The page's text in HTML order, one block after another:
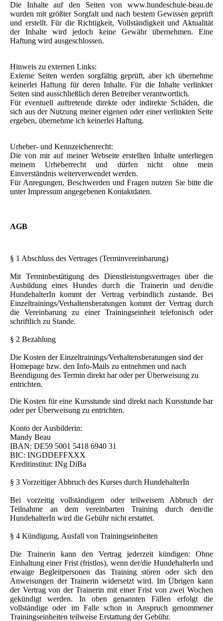
Die Inhalte auf den Seiten von www.hundeschule-beau.de
wurden mit größter Sorgfalt und nach bestem Gewissen geprüft
und erstellt. Für die Richtigkeit, Vollständigkeit und Aktualität
der Inhalte wird jedoch keine Gewähr übernehmen. Eine
Haftung wird ausgeschlossen.
Hinweis zu externen Links:
Externe Seiten werden sorgfältig geprüft, aber ich übernehme
keinerlei Haftung für deren Inhalte. Für die Inhalte verlinkter
Seiten sind ausschließlich deren Betreiber verantwortlich.
Für eventuell auftretende direkte oder indirekte Schäden, die
sich aus der Nutzung meiner eigenen oder einer verlinkten Seite
ergeben, übernehme ich keinerlei Haftung.
Urheber- und Kennzeichenrecht:
Die von mir auf meiner Webseite erstellten Inhalte unterliegen
meinem Urheberrecht und dürfen nicht ohne mein
Einverständnis weiterverwendet werden.
Für Anregungen, Beschwerden und Fragen nutzen Sie bitte die
unter Impressum angegebenen Kontaktdaten.
AGB
§ 1 Abschluss des Vertrages (Terminvereinbarung)
Mit Terminbestätigung des Dienstleistungsvertrages über die
Ausbildung eines Hundes durch die Trainerin und den/die
HundehalterIn kommt der Vertrag verbindlich zustande. Bei
Einzeltrainings/Verhaltensberatungen kommt der Vertrag durch
die Vereinbarung zu einer Trainingseinheit telefonisch oder
schriftlich zu Stande. ​
§ 2 Bezahlung
Die Kosten der Einzeltrainings/Verhaltensberatungen sind der
Homepage bzw. den Info-Mails zu entnehmen und nach
Beendigung des Termin direkt bar oder per Überweisung zu
entrichten.
Die Kosten für eine Kursstunde sind direkt nach Kursstunde bar
oder per Überweisung zu entrichten.
Konto der Ausbilderin:
Mandy Beau
IBAN: DE59 5001 5418 6940 31
BIC: INGDDEFFXXX
Kreditinstitut: INg DiBa
​§ 3 Vorzeitiger Abbruch des Kurses durch HundehalterIn
Bei vorzeitig vollständigem oder teilweisem Abbruch der
Teilnahme an dem vereinbarten Training durch den/die
HundehalterIn wird die Gebühr nicht erstattet.
​§ 4 Kündigung, Ausfall von Trainingseinheiten
Die Trainerin kann den Vertrag jederzeit kündigen: Ohne
Einhaltung einer Frist (fristlos), wenn der/die HundehalterIn und
etwaige Begleitpersonen das Training stören oder sich den
Anweisungen der Trainerin widersetzt wird. Im Übrigen kann
der Vertrag von der Trainerin mit einer Frist von zwei Wochen
gekündigt werden. In oben genannten Fällen erfolgt die
vollständige oder im Falle schon in Anspruch genommener
Trainingseinheiten teilweise Erstattung der Gebühr.